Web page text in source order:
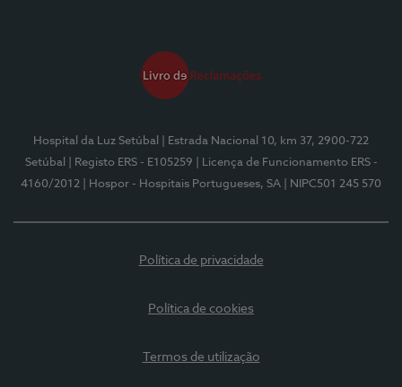
Hospital da Luz Setúbal
| Estrada Nacional 10, km 37, 2900-722
Setúbal
| Registo ERS - E105259
| Licença de Funcionamento ERS -
4160/2012
| Hospor - Hospitais Portugueses, SA | NIPC501 245 570
Política de privacidade
Política de cookies
Termos de utilização